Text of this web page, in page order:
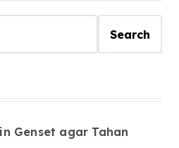
Search
Genset agar Tahan